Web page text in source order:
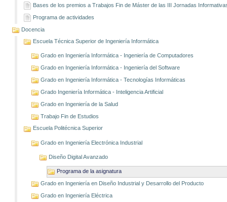
Bases de los premios a Trabajos Fin de Máster de las III Jornadas
Programa de actividades
Docencia
Escuela Técnica Superior de Ingeniería Informática
Grado en Ingeniería Informática - Ingeniería de Computadores
Grado en Ingeniería Informática - Ingeniería del Software
Grado en Ingeniería Informática - Tecnologías Informáticas
Grado Ingeniería Informática - Inteligencia Artificial
Grado en Ingeniería de la Salud
Trabajo Fin de Estudios
Escuela Politécnica Superior
Grado en Ingeniería Electrónica Industrial
Diseño Digital Avanzado
Programa de la asignatura
Grado en Ingeniería en Diseño Industrial y Desarrollo del Producto
Grado en Ingeniería Eléctrica